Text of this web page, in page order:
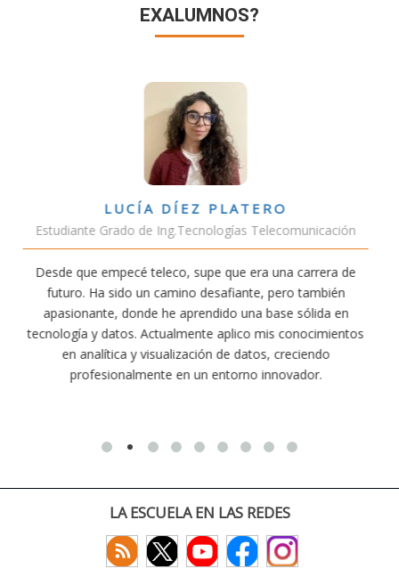
EXALUMNOS?
de
en
VÍCTOR SÁNCHEZ VALENCIA
Estudiante Doble Grado Teleco-ADE
Estudiar teleco me ha permitido comprender
conectividad afecta nuestra vida diaria. Aunque la
exige esfuerzo, he dedicado parte de mi tiempo a
actividades como el salvamento y socorrismo.
convencido de que elegir teleco ha sido una de las
decisiones que he tomado.
LA ESCUELA EN LAS REDES